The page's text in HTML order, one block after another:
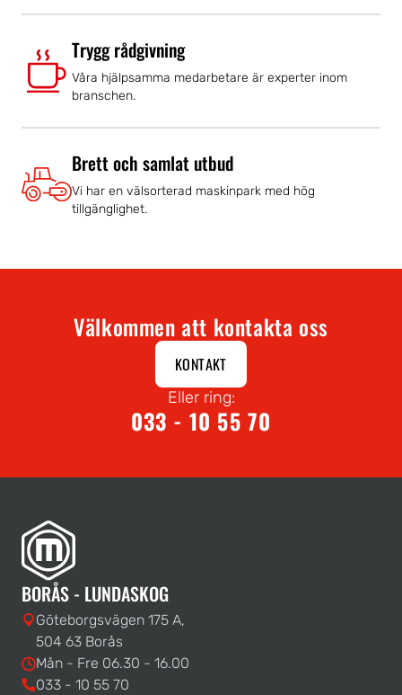
Trygg rådgivning
Våra hjälpsamma medarbetare är experter inom
branschen.
Brett och samlat utbud
Vi har en välsorterad maskinpark med hög
tillgänglighet.
Välkommen att kontakta oss
KONTAKT
Eller ring:
033 - 10 55 70
BORÅS - LUNDASKOG
Göteborgsvägen 175 A,
504 63 Borås
Mån - Fre 06.30 - 16.00
033 - 10 55 70